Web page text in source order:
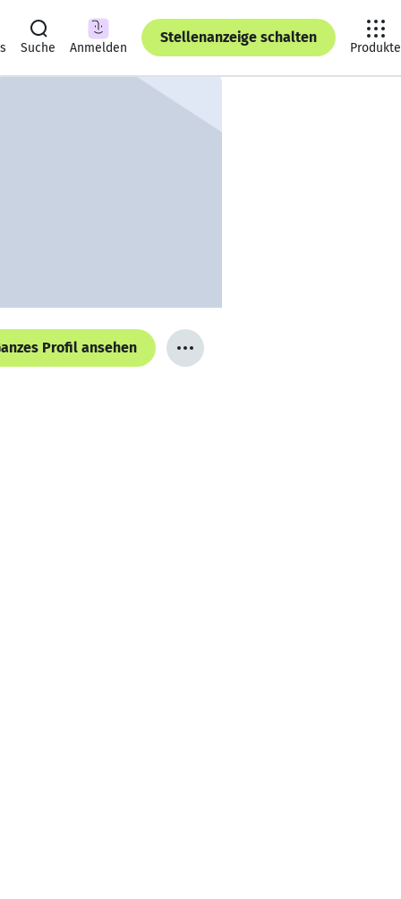
Suche Anmelden
Stellenanzeige schalten
Produkte
Profil ansehen